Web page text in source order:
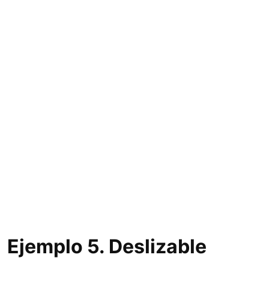
Ejemplo 5. Deslizable